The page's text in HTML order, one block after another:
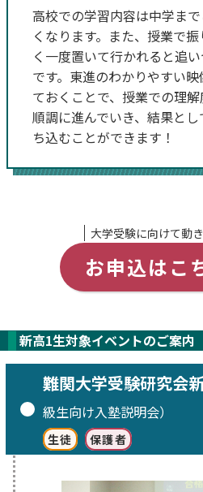
高校での学習内容は中学ま
くなります。 また、授業で
く一度置いて行かれると追
です。 東進のわかりやすい
ておくことで、授業での理
順調に進んでいき、結果と
ち込むことができます！
大学受験に向けて動
お申込はこ
新高1生対象イベントのご案内
難関大学受験研究会
級生向け入塾説明会）
生徒 保護者